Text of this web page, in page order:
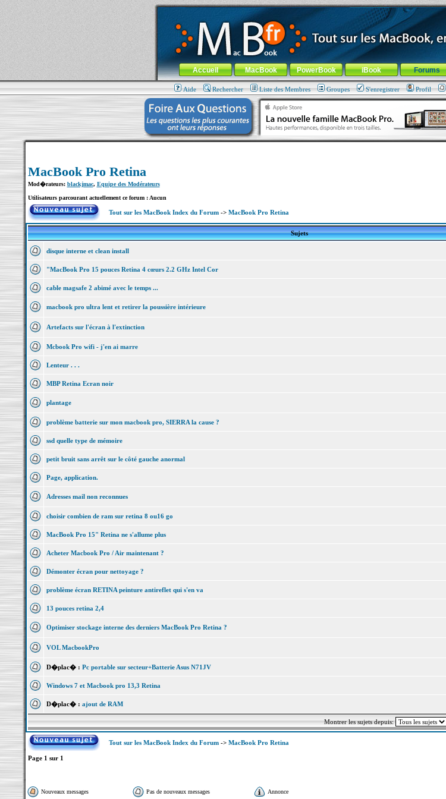
MacBook-fr.com : 100% Apple... 100% nomade !
Aller au contenu-Aller au menu général-Aller au menu de la rubrique
Menu général
Accueil MacBook PowerBook iBook Forums
Aide Rechercher Liste des Membres Groupes S'enregistrer Profil
MacBook Pro Retina
Mod�rateurs: blackjmac, Equipe des Modérateurs
Utilisateurs parcourant actuellement ce forum : Aucun
Tout sur les MacBook Index du Forum-> MacBook Pro Retina
Sujets
disque interne et clean install
"MacBook Pro 15 pouces Retina 4 cœurs 2.2 GHz Intel Cor
cable magsafe 2 abimé avec le temps ...
macbook pro ultra lent et retirer la poussière intérieure
Artefacts sur l'écran à l'extinction
Mcbook Pro wifi - j'en ai marre
Lenteur . . .
MBP Retina Ecran noir
plantage
problème batterie sur mon macbook pro, SIERRA la cause ?
ssd quelle type de mémoire
petit bruit sans arrêt sur le côté gauche anormal
Page, application.
Adresses mail non reconnues
choisir combien de ram sur retina 8 ou16 go
MacBook Pro 15" Retina ne s'allume plus
Acheter Macbook Pro / Air maintenant ?
Démonter écran pour nettoyage ?
problème écran RETINA peinture antireflet qui s'en va
13 pouces retina 2,4
Optimiser stockage interne des derniers MacBook Pro Retina ?
VOL MacbookPro
D�plac� : Pc portable sur secteur+Batterie Asus N71JV
Windows 7 et Macbook pro 13,3 Retina
D�plac� : ajout de RAM
Montrer les sujets depuis:
Tout sur les MacBook Index du Forum-> MacBook Pro Retina
Page 1 sur 1
Nouveaux messages Pas de nouveaux messages Annonce